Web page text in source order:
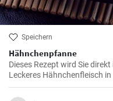
Speichern
Hähnchenpfanne
Dieses Rezept wird Sie
Leckeres Hähnchenfleisch
chinesischen Spezialitäten
Abendessen.